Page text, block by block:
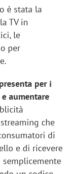
è stata la
TV in
le
per
per i
aumentare
che
di
e di ricevere